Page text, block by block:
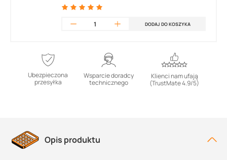
DODAJ DO KOSZYKA
Ubezpieczona
przesyłka
Wsparcie doradcy
technicznego
Klienci nam ufają
(TrustMate 4.9/5)
Opis produktu